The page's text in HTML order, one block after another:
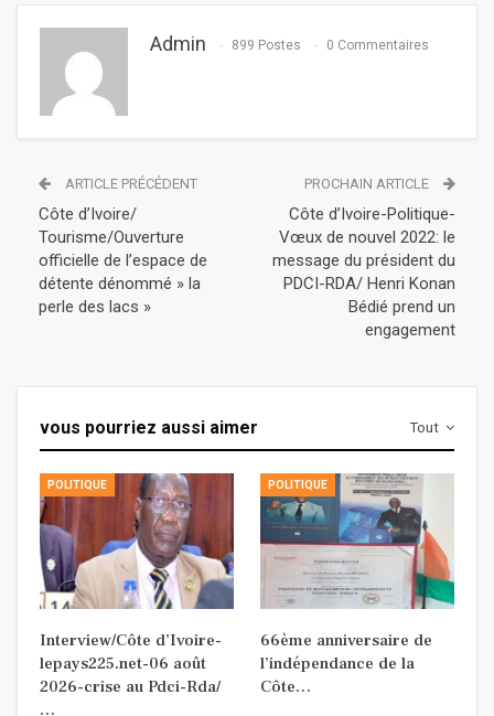
Admin 899 Postes 0 Commentaires
ARTICLE PRÉCÉDENT
Côte d’Ivoire/
Tourisme/Ouverture
officielle de l’espace de
détente dénommé » la
perle des lacs »
PROCHAIN ARTICLE
Côte d’Ivoire-Politique-
Vœux de nouvel 2022: le
message du président du
PDCI-RDA/ Henri Konan
Bédié prend un
engagement
Tout
vous pourriez aussi aimer
POLITIQUE
Interview/Côte d’Ivoire-
lepays225.net-06 août
2026-crise au Pdci-Rda/
…
POLITIQUE
66ème anniversaire de
l’indépendance de la
Côte…